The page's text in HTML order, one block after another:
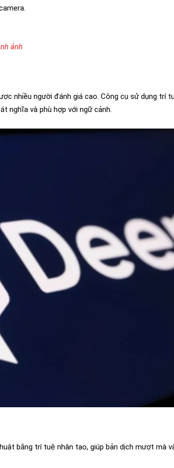
ảnh
nhiều người đánh giá cao. Công cụ sử dụng trí
nghĩa và phù hợp với ngữ cảnh.
bằng trí tuệ nhân tạo, giúp bản dịch mượt mà